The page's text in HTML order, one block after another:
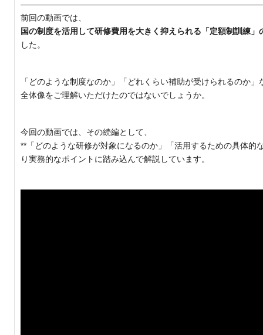
前回の動画では、
国の制度を活用して研修費用を大きく抑えられる「定額制訓練」
した。
「どのような制度なのか」「どれくらい補助が受けられるのか」
全体像をご理解いただけたのではないでしょうか。
今回の動画では、その続編として、
**「どのような研修が対象になるのか」「活用するための具体的
り実務的なポイントに踏み込んで解説しています。